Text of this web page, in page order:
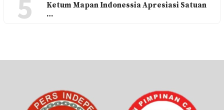
5
Ketum Mapan Indonessia Apresiasi Satuan
…